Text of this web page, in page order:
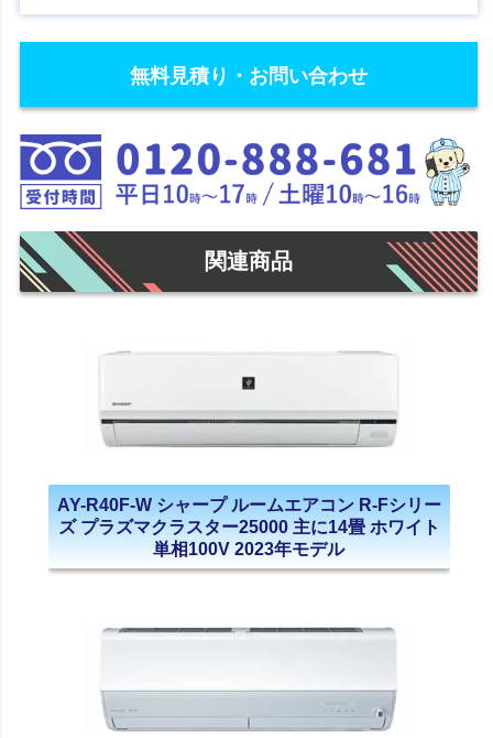
無料見積り・お問い合わせ
関連商品
AY-R40F-W シャープ ルームエアコン R-Fシリー
ズ プラズマクラスター25000 主に14畳 ホワイト
単相100V 2023年モデル